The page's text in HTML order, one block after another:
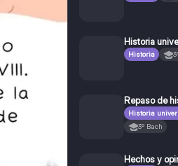
Historia
Historia
Repaso de
Historia
3º Bach
Hechos y